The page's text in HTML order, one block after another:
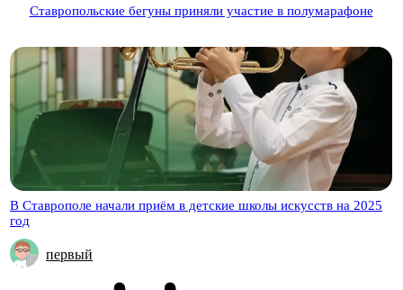
Ставропольские бегуны приняли участие в полумарафоне
В Ставрополе начали приём в детские школы искусств на 2025
год
первый